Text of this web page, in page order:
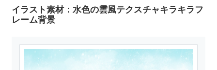
イラスト素材：水色の雲風テクスチャキラキラフ
レーム背景